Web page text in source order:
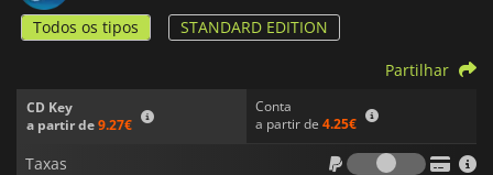
Todos os tipos STANDARD EDITION
CD Key
a partir de9.27€
Conta
a partir de 4.25€
Partilhar
Taxas
Taxas